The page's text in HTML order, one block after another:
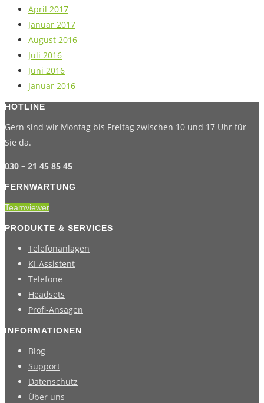
April 2017
Januar 2017
August 2016
Juli 2016
Juni 2016
Januar 2016
HOTLINE
Gern sind wir Montag bis Freitag zwischen 10 und 17 Uhr für
Sie da.
030 – 21 45 85 45
FERNWARTUNG
Teamviewer
PRODUKTE & SERVICES
Telefonanlagen
KI-Assistent
Telefone
Headsets
Profi-Ansagen
INFORMATIONEN
Blog
Support
Datenschutz
Über uns